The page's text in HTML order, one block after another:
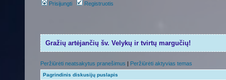
Prisijungti Registruotis
Gražių artėjančių šv. Velykų ir tvirtų margučių!
Peržiūrėti neatsakytus pranešimus | Peržiūrėti aktyvias temas
Pagrindinis diskusijų puslapis